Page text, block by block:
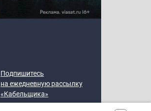
Подпишитесь
на ежедневную рассылку
«Кабельщика»